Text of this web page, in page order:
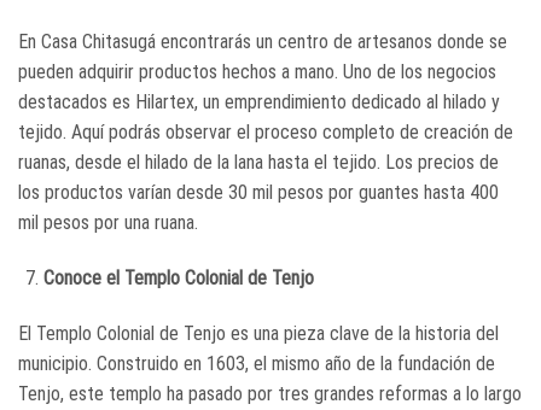
En Casa Chitasugá encontrarás un centro de artesanos donde se
pueden adquirir productos hechos a mano. Uno de los negocios
destacados es Hilartex, un emprendimiento dedicado al hilado y
tejido. Aquí podrás observar el proceso completo de creación de
ruanas, desde el hilado de la lana hasta el tejido. Los precios de
los productos varían desde 30 mil pesos por guantes hasta 400
mil pesos por una ruana.
Conoce el Templo Colonial de Tenjo
El Templo Colonial de Tenjo es una pieza clave de la historia del
municipio. Construido en 1603, el mismo año de la fundación de
Tenjo, este templo ha pasado por tres grandes reformas a lo largo